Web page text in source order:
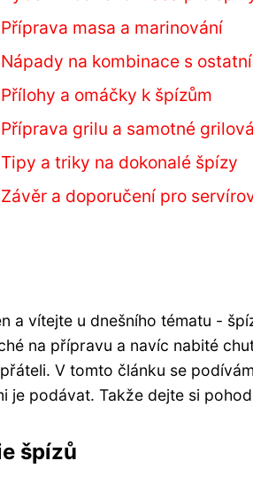
Příprava masa a marinování
Nápady na kombinace s
Přílohy a omáčky k špízům
Příprava grilu a samotné
Tipy a triky na dokonalé špízy
Závěr a doporučení pro
a vítejte u dnešního tématu -
na přípravu a navíc nabité
V tomto článku se
je podávat. Takže dejte si
špízů